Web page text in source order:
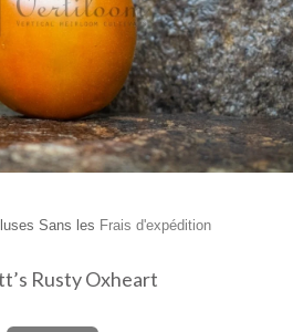
Sans les Frais d'expédition
Rusty Oxheart